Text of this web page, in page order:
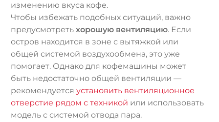
изменению вкуса кофе.
Чтобы избежать подобных ситуаций, важно
предусмотретьхорошую вентиляцию. Если
остров находится в зоне с вытяжкой или
общей системой воздухообмена, это уже
помогает. Однако для кофемашины может
быть недостаточно общей вентиляции —
рекомендуетсяустановить вентиляционное
отверстие рядом с техникой или использовать
модель с системой отвода пара.